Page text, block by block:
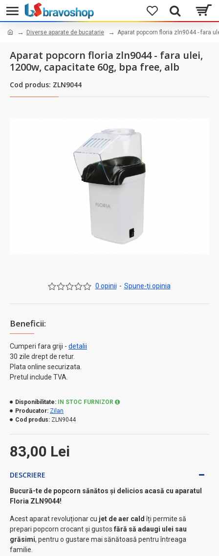
Diverse aparate de bucatarie Aparat popcorn floria zln9044 - fara
Aparat popcorn floria zln9044 - fara ulei,
1200w, capacitate 60g, bpa free, alb
Cod produs: ZLN9044
Beneficii:
Cumperi fara griji - detalii
30 zile drept de retur.
Plata online securizata.
Pretul include TVA.
0 opinii - Spune-ţi opinia
83,00 Lei
Disponibilitate:
IN STOC FURNIZOR
Producator: Zilan
Cod produs: ZLN9044
DESCRIERE
Bucură-te de popcorn sănătos și delicios acasă cu aparatul
Floria ZLN9044!
Acest aparat revoluționar cu jet de aer cald îți permite să
prepari popcorn crocant și gustos fără să adaugi ulei sau
grăsimi, pentru o gustare mai sănătoasă pentru întreaga
familie.